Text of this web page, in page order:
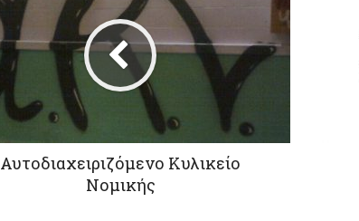
Αυτοδιαχειριζόμενο Κυλικείο
Νομικής